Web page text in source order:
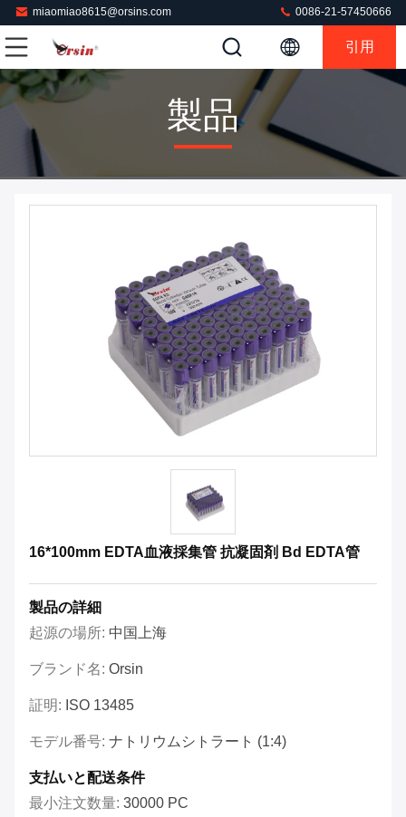
miaomiao8615@orsins.com 0086-21-57450666
引用
製品
16*100mm EDTA血液採集管 抗凝固剤 Bd EDTA管
製品の詳細
起源の場所: 中国上海
ブランド名: Orsin
証明: ISO 13485
モデル番号: ナトリウムシトラート (1:4)
支払いと配送条件
最小注文数量: 30000 PC